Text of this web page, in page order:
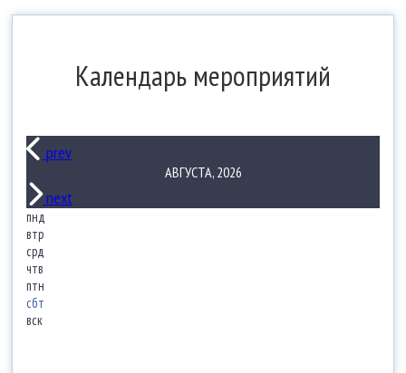
Календарь мероприятий
prev
АВГУСТА, 2026
next
пнд
втр
срд
чтв
птн
сбт
вск